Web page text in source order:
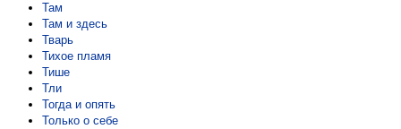
Там
Там и здесь
Тварь
Тихое пламя
Тише
Тли
Тогда и опять
Только о себе